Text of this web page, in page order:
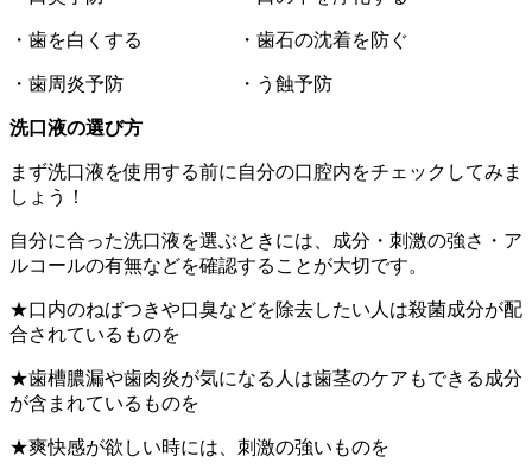
・歯を白くする ・歯石の沈着を防ぐ
・歯周炎予防 ・う蝕予防
洗口液の選び方
まず洗口液を使用する前に自分の口腔内をチェックしてみま
しょう！
自分に合った洗口液を選ぶときには、成分・刺激の強さ・ア
ルコールの有無などを確認することが大切です。
★口内のねばつきや口臭などを除去したい人は殺菌成分が配
合されているものを
★歯槽膿漏や歯肉炎が気になる人は歯茎のケアもできる成分
が含まれているものを
★爽快感が欲しい時には、刺激の強いものを